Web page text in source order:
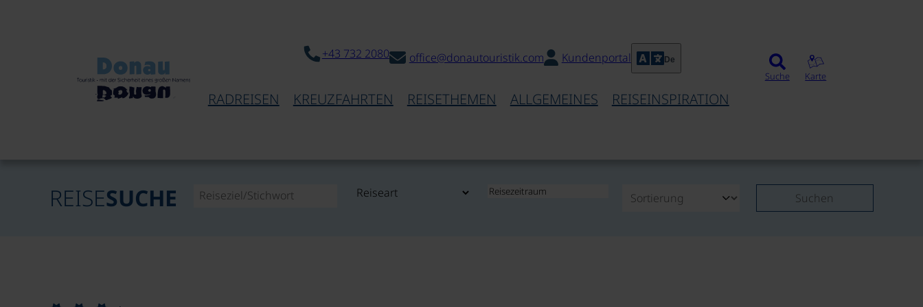
+43 732 2080 office@donautouristik.com Kundenportal De
RADREISEN KREUZFAHRTEN REISETHEMEN ALLGEMEINES REISEINSPIRATION
Suche Karte
REISESUCHE Suchen